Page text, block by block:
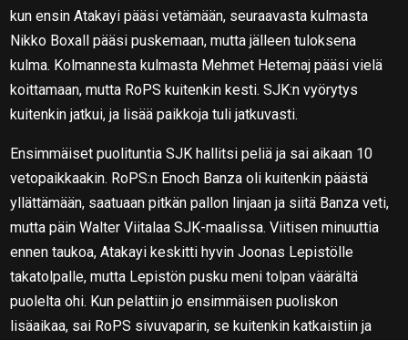
kun ensin Atakayi pääsi vetämään, seuraavasta kulmasta
Nikko Boxall pääsi puskemaan, mutta jälleen tuloksena
kulma. Kolmannesta kulmasta Mehmet Hetemaj pääsi vielä
koittamaan, mutta RoPS kuitenkin kesti. SJK:n vyörytys
kuitenkin jatkui, ja lisää paikkoja tuli jatkuvasti.
Ensimmäiset puolituntia SJK hallitsi peliä ja sai aikaan 10
vetopaikkaakin. RoPS:n Enoch Banza oli kuitenkin päästä
yllättämään, saatuaan pitkän pallon linjaan ja siitä Banza veti,
mutta päin Walter Viitalaa SJK-maalissa. Viitisen minuuttia
ennen taukoa, Atakayi keskitti hyvin Joonas Lepistölle
takatolpalle, mutta Lepistön pusku meni tolpan väärältä
puolelta ohi. Kun pelattiin jo ensimmäisen puoliskon
lisäaikaa, sai RoPS sivuvaparin, se kuitenkin katkaistiin ja